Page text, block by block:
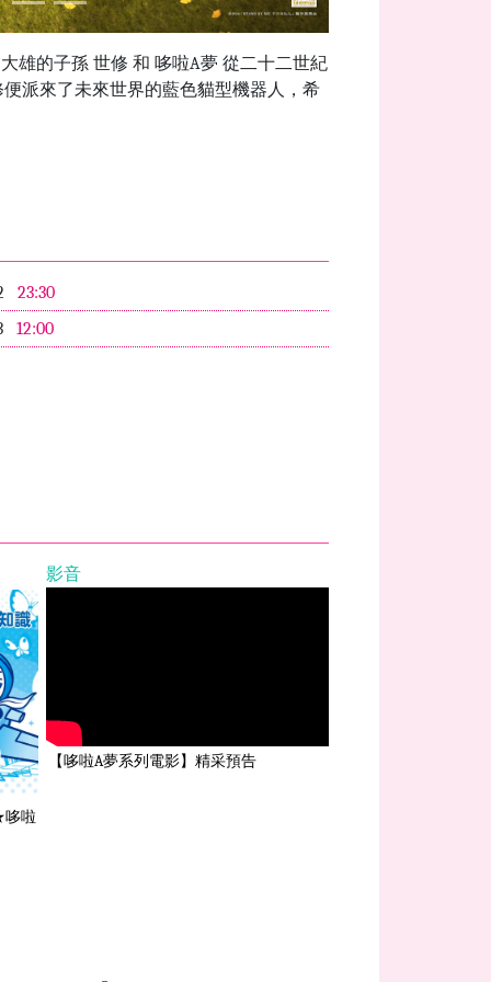
雄的子孫 世修 和 哆啦A夢 從二十二世紀
派來了未來世界的藍色貓型機器人，希
23:30
12:00
哆啦
影音
【哆啦A夢系列電影】精采預告